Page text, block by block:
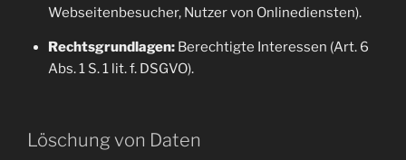
Webseitenbesucher, Nutzer von Onlinediensten).
Rechtsgrundlagen:Berechtigte Interessen (Art. 6
Abs. 1 S. 1 lit. f. DSGVO).
Löschung von Daten